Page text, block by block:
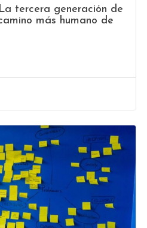
tercera generación de
más humano de